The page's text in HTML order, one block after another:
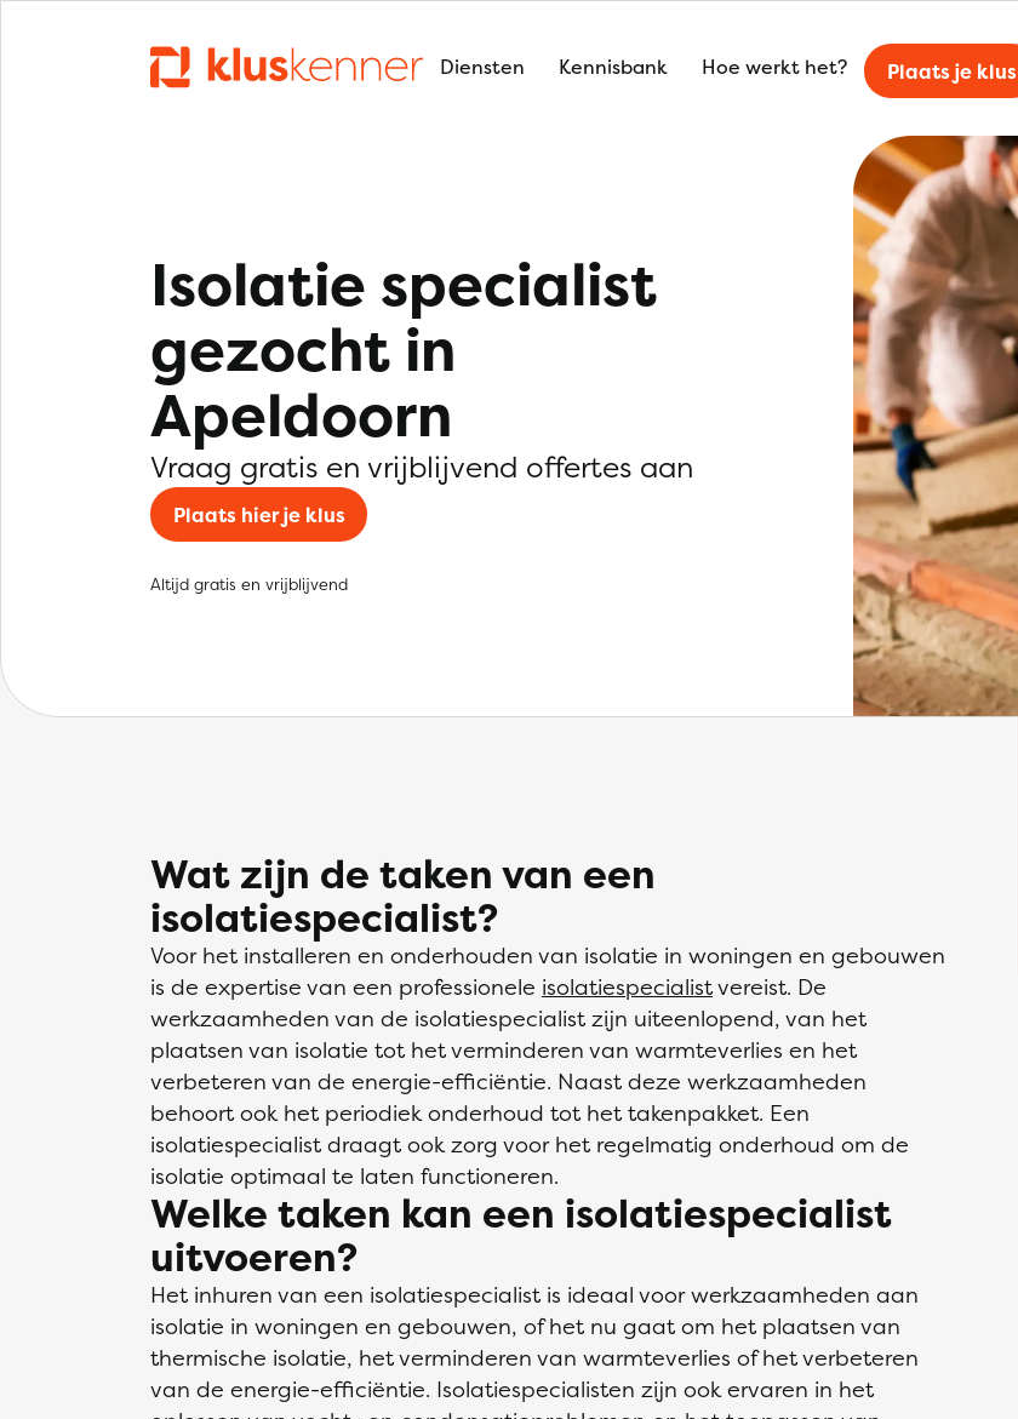
Diensten Kennisbank Hoe werkt het? Plaats je klus
Isolatie specialist
gezocht in
Apeldoorn
Vraag gratis en vrijblijvend offertes aan
Plaats hier je klus
Altijd gratis en vrijblijvend
Wat zijn de taken van een
isolatiespecialist?
Voor het installeren en onderhouden van isolatie in woningen en gebouwen
is de expertise van een professionele isolatiespecialistvereist. De
werkzaamheden van de isolatiespecialist zijn uiteenlopend, van het
plaatsen van isolatie tot het verminderen van warmteverlies en het
verbeteren van de energie-efficiëntie. Naast deze werkzaamheden
behoort ook het periodiek onderhoud tot het takenpakket. Een
isolatiespecialist draagt ook zorg voor het regelmatig onderhoud om de
isolatie optimaal te laten functioneren.
Welke taken kan een isolatiespecialist
uitvoeren?
Het inhuren van een isolatiespecialist is ideaal voor werkzaamheden aan
isolatie in woningen en gebouwen, of het nu gaat om het plaatsen van
thermische isolatie, het verminderen van warmteverlies of het verbeteren
van de energie-efficiëntie. Isolatiespecialisten zijn ook ervaren in het